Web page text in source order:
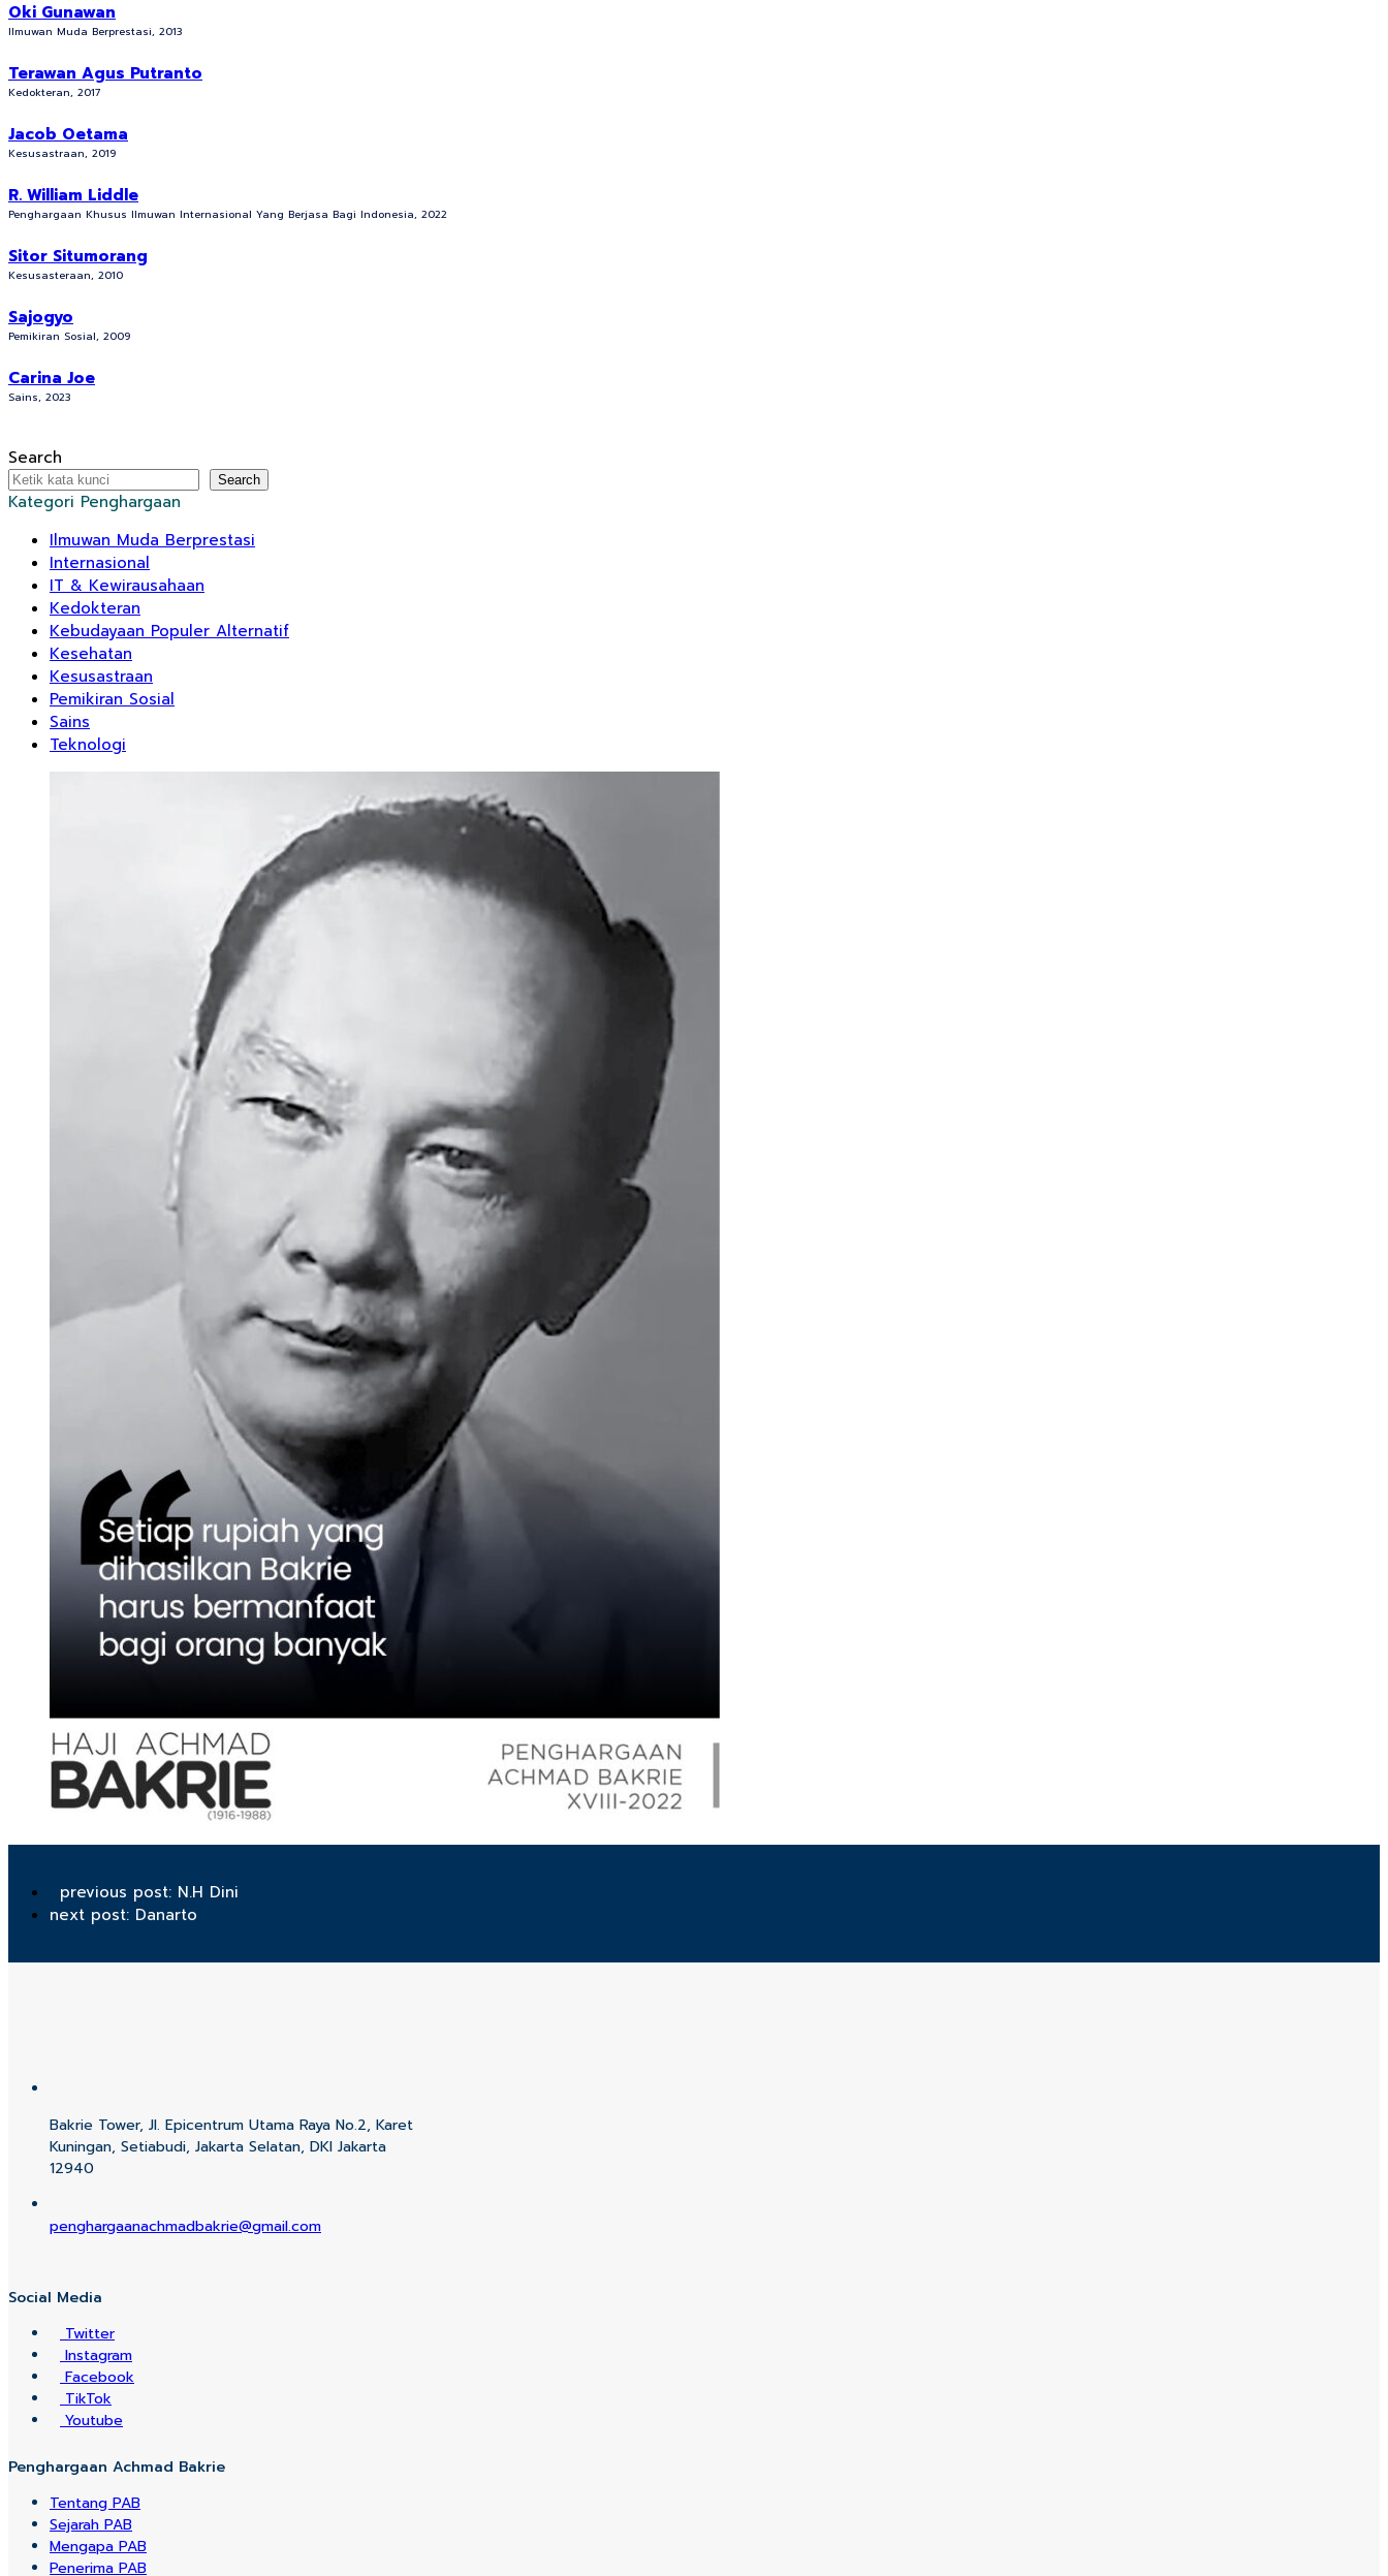
Oki Gunawan
Ilmuwan Muda Berprestasi, 2013
Terawan Agus Putranto
Kedokteran, 2017
Jacob Oetama
Kesusastraan, 2019
R. William Liddle
Penghargaan Khusus Ilmuwan Internasional Yang Berjasa Bagi Indonesia, 2022
Sitor Situmorang
Kesusasteraan, 2010
Sajogyo
Pemikiran Sosial, 2009
Carina Joe
Sains, 2023
Search
Search
Kategori Penghargaan
Ilmuwan Muda Berprestasi
Internasional
IT & Kewirausahaan
Kedokteran
Kebudayaan Populer Alternatif
Kesehatan
Kesusastraan
Pemikiran Sosial
Sains
Teknologi
previous post: N.H Dini
next post: Danarto
Bakrie Tower, Jl. Epicentrum Utama Raya No.2, Karet
Kuningan, Setiabudi, Jakarta Selatan, DKI Jakarta
12940
penghargaanachmadbakrie@gmail.com
Social Media
Twitter
Instagram
Facebook
TikTok
Youtube
Penghargaan Achmad Bakrie
Tentang PAB
Sejarah PAB
Mengapa PAB
Penerima PAB